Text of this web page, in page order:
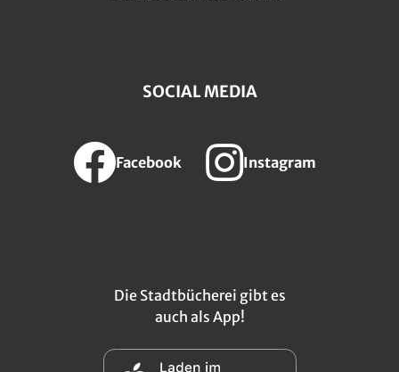
SOCIAL MEDIA
Facebook Instagram
Die Stadtbücherei gibt es
auch als App!